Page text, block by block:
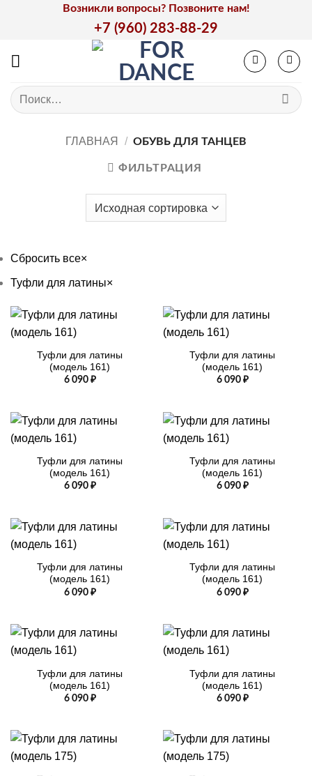
Возникли вопросы? Позвоните нам!
+7 (960) 283-88-29
Искать:
ГЛАВНАЯ / ОБУВЬ ДЛЯ ТАНЦЕВ
ФИЛЬТРАЦИЯ
Сбросить все×
Туфли для латины×
Туфли для латины
(модель 161)
6 090 ₽
Туфли для латины
(модель 161)
6 090 ₽
Туфли для латины
(модель 161)
6 090 ₽
Туфли для латины
(модель 161)
6 090 ₽
Туфли для латины
(модель 161)
6 090 ₽
Туфли для латины
(модель 161)
6 090 ₽
Туфли для латины
(модель 161)
6 090 ₽
Туфли для латины
(модель 161)
6 090 ₽